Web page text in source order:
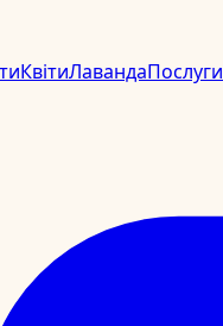
КвітиЛавандаПослуги